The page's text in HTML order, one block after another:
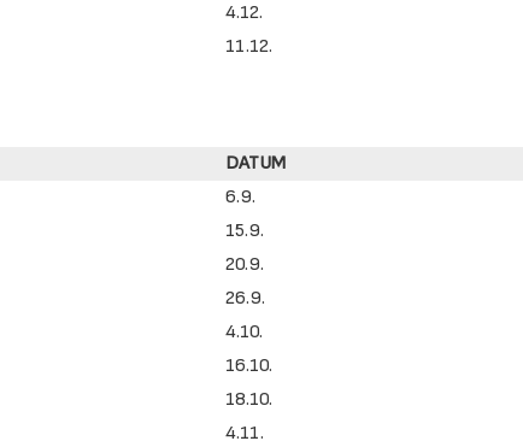
4.12.
11.12.
DATUM
6.9.
15.9.
20.9.
26.9.
4.10.
16.10.
18.10.
4.11.